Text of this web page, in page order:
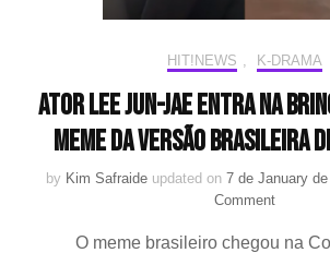
forma
HIT!NEWS K-DRAMA
Ator Lee Jun-Jae entra na
meme da versão brasileira
by Kim Safraide updated on 7 de January
Commenton
Lee
O meme brasileiro chegou na